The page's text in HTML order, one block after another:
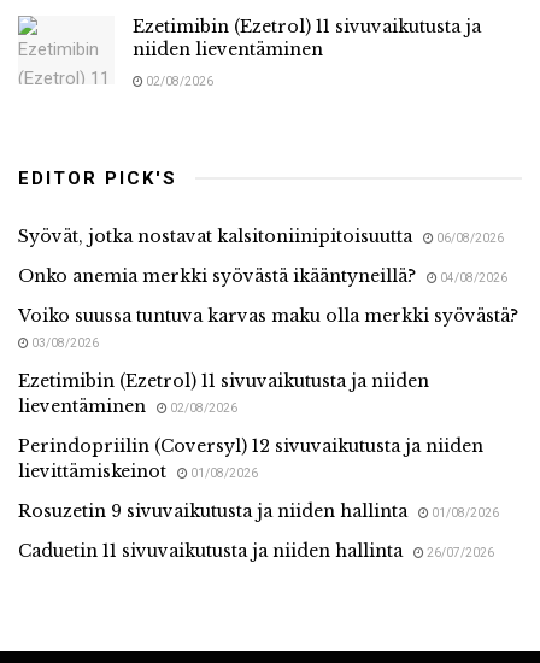
Ezetimibin (Ezetrol) 11 sivuvaikutusta ja
niiden lieventäminen
02/08/2026
EDITOR PICK'S
Syövät, jotka nostavat kalsitoniinipitoisuutta 06/08/2026
Onko anemia merkki syövästä ikääntyneillä? 04/08/2026
Voiko suussa tuntuva karvas maku olla merkki syövästä?
03/08/2026
Ezetimibin (Ezetrol) 11 sivuvaikutusta ja niiden
lieventäminen
02/08/2026
Perindopriilin (Coversyl) 12 sivuvaikutusta ja niiden
lievittämiskeinot
01/08/2026
Rosuzetin 9 sivuvaikutusta ja niiden hallinta 01/08/2026
Caduetin 11 sivuvaikutusta ja niiden hallinta 26/07/2026